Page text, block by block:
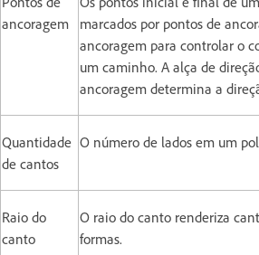
ancoragem
marcados por pontos de
ancoragem para controlar o
um caminho. A alça de
ancoragem determina a
Quantidade
de cantos
O número de lados em um
Raio do
canto
O raio do canto renderiza
formas.